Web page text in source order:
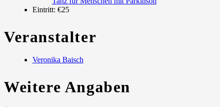
Eintritt: €25
Veranstalter
Veronika Baisch
Weitere Angaben